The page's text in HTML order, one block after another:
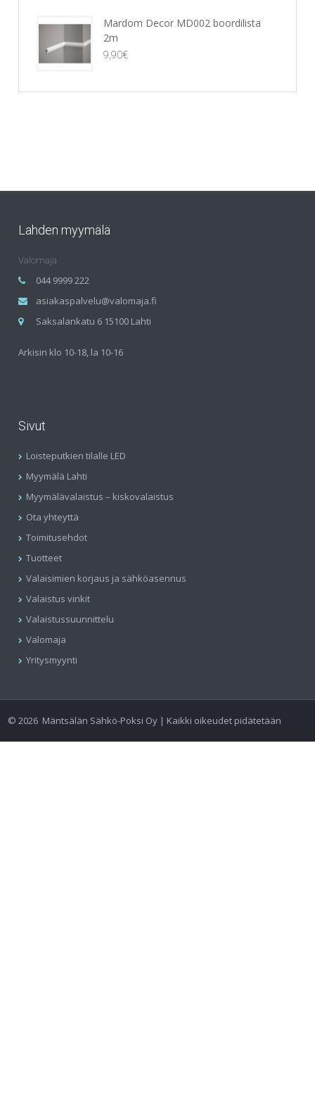
Mardom Decor MD002 boordilista
2m
9,90€
Lahden myymälä
Valomaja
044 9999 222
asiakaspalvelu@valomaja.fi
Saksalankatu 6 15100 Lahti
Arkisin klo 10-18, la 10-16
Sivut
Loisteputkien tilalle LED
Myymälä Lahti
Myymälävalaistus – kiskovalaistus
Ota yhteyttä
Toimitusehdot
Tuotteet
Valaisimien korjaus ja sähköasennus
Valaistus vinkit
Valaistussuunnittelu
Valomaja
Yritysmyynti
©2026 Mäntsälän Sähkö-Poksi Oy | Kaikki oikeudet pidätetään